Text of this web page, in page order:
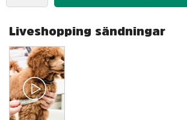
Liveshopping sändningar